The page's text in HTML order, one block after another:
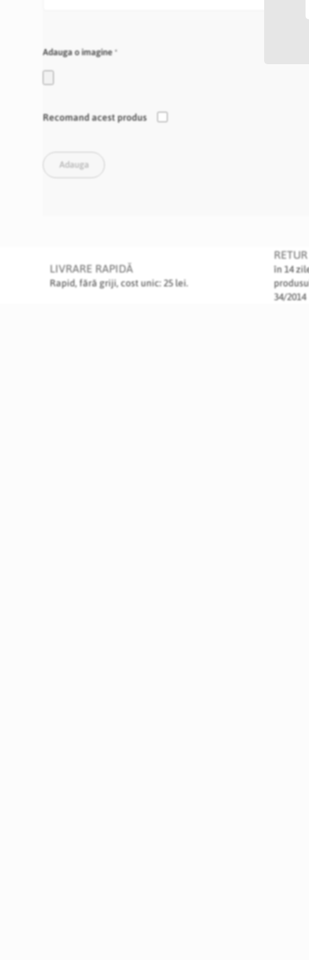
Adauga o imagine
Recomand acest produs
Adauga
LIVRARE RAPIDĂ
Rapid, fără griji, cost unic: 25 lei.
în 14
34/2014